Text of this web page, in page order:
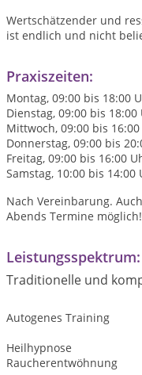
Wertschätzender und
ist endlich und nicht
Praxiszeiten:
Montag, 09:00 bis 18:00
Dienstag, 09:00 bis 18:00
Mittwoch, 09:00 bis
Donnerstag, 09:00 bis
Freitag, 09:00 bis 16:00
Samstag, 10:00 bis 14:00
Nach Vereinbarung.
Abends Termine möglich!
Leistungsspektrum:
Traditionelle und
Autogenes Training
Heilhypnose
Raucherentwöhnung